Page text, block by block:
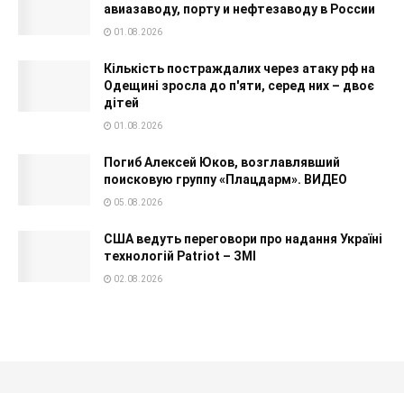
авиазаводу, порту и нефтезаводу в России
01.08.2026
Кількість постраждалих через атаку рф на
Одещині зросла до п'яти, серед них – двоє
дітей
01.08.2026
Погиб Алексей Юков, возглавлявший
поисковую группу «Плацдарм». ВИДЕО
05.08.2026
США ведуть переговори про надання Україні
технологій Patriot – ЗМІ
02.08.2026